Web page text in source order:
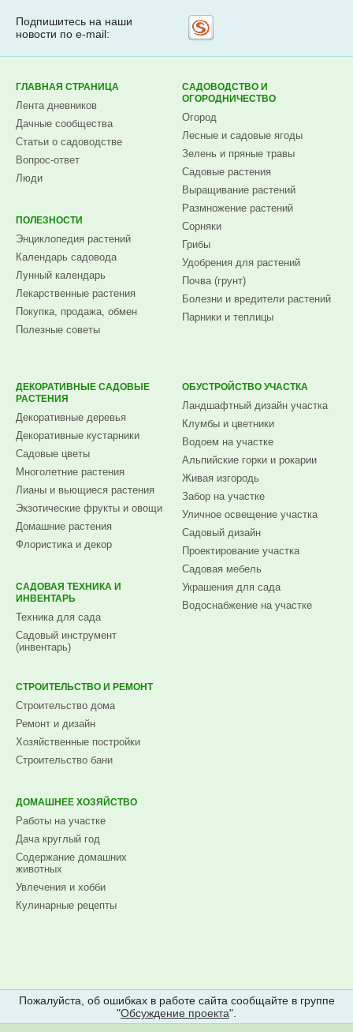
Подпишитесь на наши
новости по e-mail:
ГЛАВНАЯ СТРАНИЦА
Лента дневников
Дачные сообщества
Статьи о садоводстве
Вопрос-ответ
Люди
ПОЛЕЗНОСТИ
Энциклопедия растений
Календарь садовода
Лунный календарь
Лекарственные растения
Покупка, продажа, обмен
Полезные советы
САДОВОДСТВО И
ОГОРОДНИЧЕСТВО
Огород
Лесные и садовые ягоды
Зелень и пряные травы
Садовые растения
Выращивание растений
Размножение растений
Сорняки
Грибы
Удобрения для растений
Почва (грунт)
Болезни и вредители растений
Парники и теплицы
ДЕКОРАТИВНЫЕ САДОВЫЕ
РАСТЕНИЯ
Декоративные деревья
Декоративные кустарники
Садовые цветы
Многолетние растения
Лианы и вьющиеся растения
Экзотические фрукты и овощи
Домашние растения
Флористика и декор
САДОВАЯ ТЕХНИКА И
ИНВЕНТАРЬ
Техника для сада
Садовый инструмент
(инвентарь)
ОБУСТРОЙСТВО УЧАСТКА
Ландшафтный дизайн участка
Клумбы и цветники
Водоем на участке
Альпийские горки и рокарии
Живая изгородь
Забор на участке
Уличное освещение участка
Садовый дизайн
Проектирование участка
Садовая мебель
Украшения для сада
Водоснабжение на участке
СТРОИТЕЛЬСТВО И РЕМОНТ
Строительство дома
Ремонт и дизайн
Хозяйственные постройки
Строительство бани
ДОМАШНЕЕ ХОЗЯЙСТВО
Работы на участке
Дача круглый год
Содержание домашних
животных
Увлечения и хобби
Кулинарные рецепты
Пожалуйста, об ошибках в работе сайта сообщайте в группе
"Обсуждение проекта".